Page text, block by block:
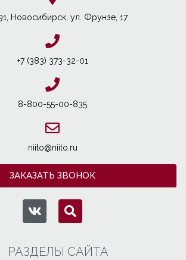
Новосибирcк, ул. Фрунзе, 17
+7 (383) 373-32-01
8-800-55-00-835
niito@niito.ru
ЗАКАЗАТЬ ЗВОНОК
РАЗДЕЛЫ САЙТА